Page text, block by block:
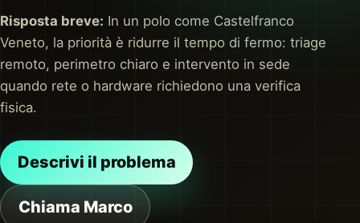
Risposta breve: In un polo come Castelfranco
Veneto, la priorità è ridurre il tempo di fermo: triage
remoto, perimetro chiaro e intervento in sede
quando rete o hardware richiedono una verifica
fisica.
Descrivi il problema
Chiama Marco